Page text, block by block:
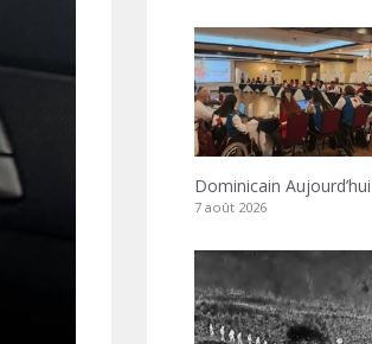
Dominicain Aujourd’hui
7 août 2026